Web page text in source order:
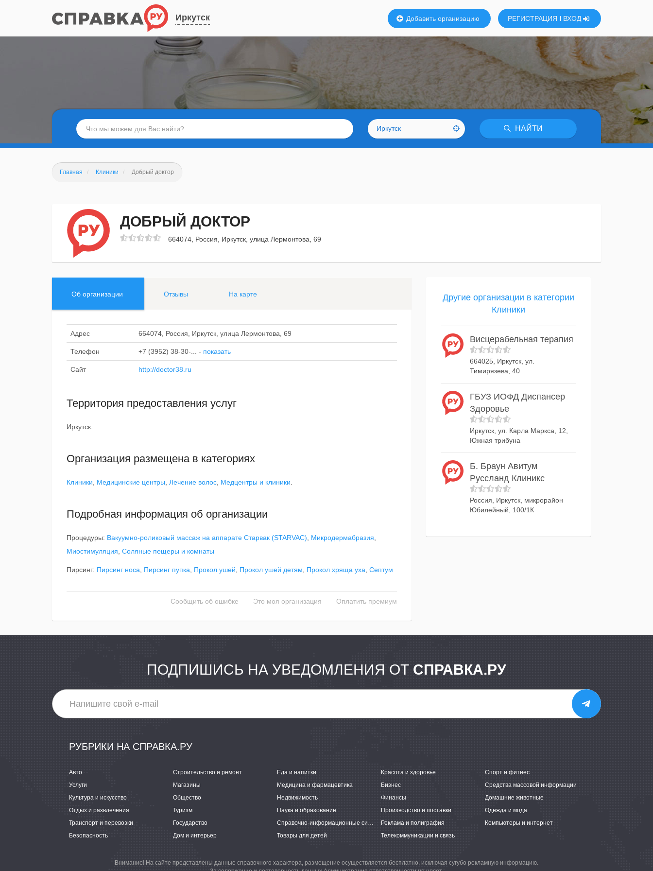
Иркутск Добавить организацию РЕГИСТРАЦИЯ ВХОД
Иркутск НАЙТИ
Главная Клиники Добрый доктор
ДОБРЫЙ ДОКТОР
664074, Россия, Иркутск, улица Лермонтова, 69
Об организации Отзывы На карте
Адрес 664074, Россия, Иркутск, улица Лермонтова, 69
Телефон +7 (3952) 38-30-... - показать
Сайт http://doctor38.ru
Территория предоставления услуг
Иркутск.
Организация размещена в категориях
Клиники Медицинские центры Лечение волос Медцентры и клиники
Подробная информация об организации
Процедуры: Вакуумно-роликовый массаж на аппарате Cтарвак (STARVAC) Микродермабразия
Миостимуляция Соляные пещеры и комнаты
Пирсинг: Пирсинг носа Пирсинг пупка Прокол ушей Прокол ушей детям Прокол хряща уха Септум
Сообщить об ошибке Это моя организация Оплатить премиум
Другие организации в категории
Клиники
Висцерабельная терапия
664025, Иркутск, ул.
Тимирязева, 40
ГБУЗ ИОФД Диспансер
Здоровье
Иркутск, ул. Карла Маркса, 12,
Южная трибуна
Б. Браун Авитум
Руссланд Клиникс
Россия, Иркутск, микрорайон
Юбилейный, 100/1К
ПОДПИШИСЬ НА УВЕДОМЛЕНИЯ ОТ СПРАВКА.РУ
РУБРИКИ НА СПРАВКА.РУ
Авто Строительство и ремонт Еда и напитки Красота и здоровье
Спорт и фитнес
Услуги
Магазины Медицина и фармацевтика Бизнес
Средства массовой информации
Культура и искусство
Общество Недвижимость Финансы
Домашние животные
Отдых и развлечения
Туризм Наука и образование Производство и поставки
Одежда и мода
Транспорт и перевозки
Государство Справочно-информационные системы Реклама и полиграфия
Компьютеры и интернет
Безопасность
Дом и интерьер Товары для детей Телекоммуникации и связь
Внимание! На сайте представлены данные справочного характера, размещение осуществляется бесплатно, исключая сугубо рекламную информацию.